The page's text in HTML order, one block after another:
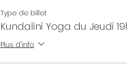
Au plaisir de vous rencontrer, ou
Type de billet
Kundalini Yoga du Jeudi
Plus d'info